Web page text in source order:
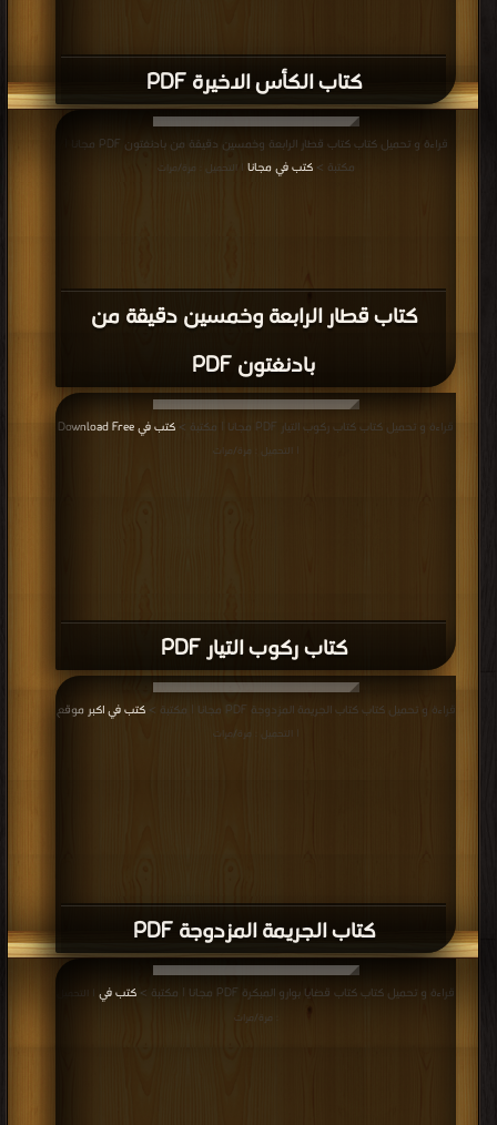
كتاب الكأس الاخيرة PDF
كتاب قطار الرابعة وخمسين دقيقة من
بادنغتون PDF
قراءة و تحميل كتاب كتاب قطار الرابعة وخمسين دقيقة من بادنغتون PDF مجانا |
مكتبة >كتب في مجانا | التحميل : مرة/مرات
كتاب ركوب التيار PDF
قراءة و تحميل كتاب كتاب ركوب التيار PDF مجانا | مكتبة > كتب في Download Free
| التحميل : مرة/مرات
كتاب الجريمة المزدوجة PDF
قراءة و تحميل كتاب كتاب الجريمة المزدوجة PDF مجانا | مكتبة > كتب في اكبر موقع
| التحميل : مرة/مرات
قراءة و تحميل كتاب كتاب قضايا بوارو المبكرة PDF مجانا | مكتبة > كتب في
: مرة/مرات